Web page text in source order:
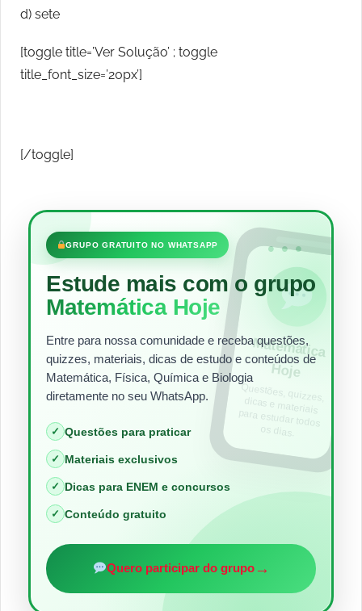
d) sete
[toggle title=’Ver Solução’ ; toggle
title_font_size=’20px’]
[/toggle]
•••
GRUPO GRATUITO NO WHATSAPP
Estude mais com o grupo
Matemática Hoje
Entre para nossa comunidade e receba questões,
quizzes, materiais, dicas de estudo e conteúdos de
Matemática, Física, Química e Biologia
diretamente no seu WhatsApp.
✓ Questões para praticar
✓ Materiais exclusivos
✓ Dicas para ENEM e concursos
✓ Conteúdo gratuito
Quero participar do grupo→
Matem
ática
Hoje
Questões, quizzes,
dicas e materiais
para estudar todos
os dias.